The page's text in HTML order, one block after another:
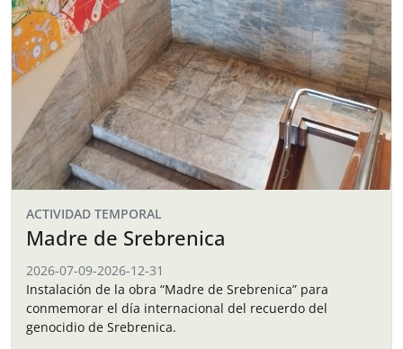
ACTIVIDAD TEMPORAL
Madre de Srebrenica
2026-07-09-2026-12-31
Instalación de la obra “Madre de Srebrenica” para
conmemorar el día internacional del recuerdo del
genocidio de Srebrenica.